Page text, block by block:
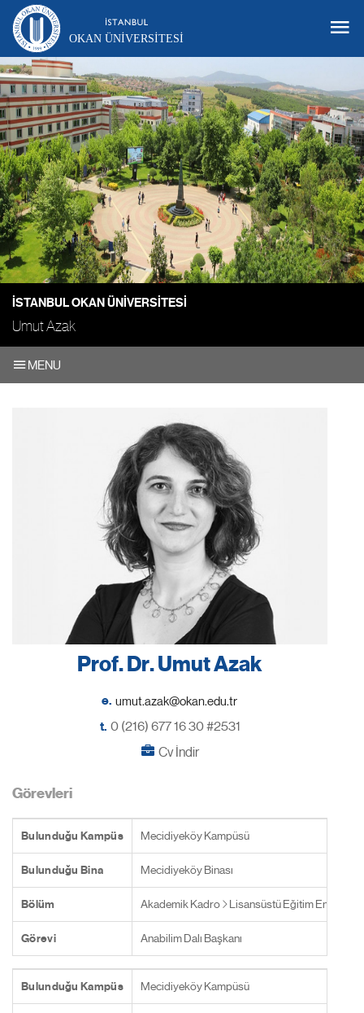
OKAN ÜNIVERSITESI
İSTANBUL OKAN ÜNIVERSITESI
Umut Azak
MENU
Prof. Dr. Umut Azak
e.
t. 0 (216) 677 16 30 #2531
Cv İndir
Görevleri
Bulunduğu Kampüs Mecidiyeköy Kampüsü
Bulunduğu Bina Mecidiyeköy Binası
Bölüm Akademik Kadro Lisansüstü Eğitim Enstitüsü
Görevi Anabilim Dalı Başkanı
Bulunduğu Kampüs Mecidiyeköy Kampüsü